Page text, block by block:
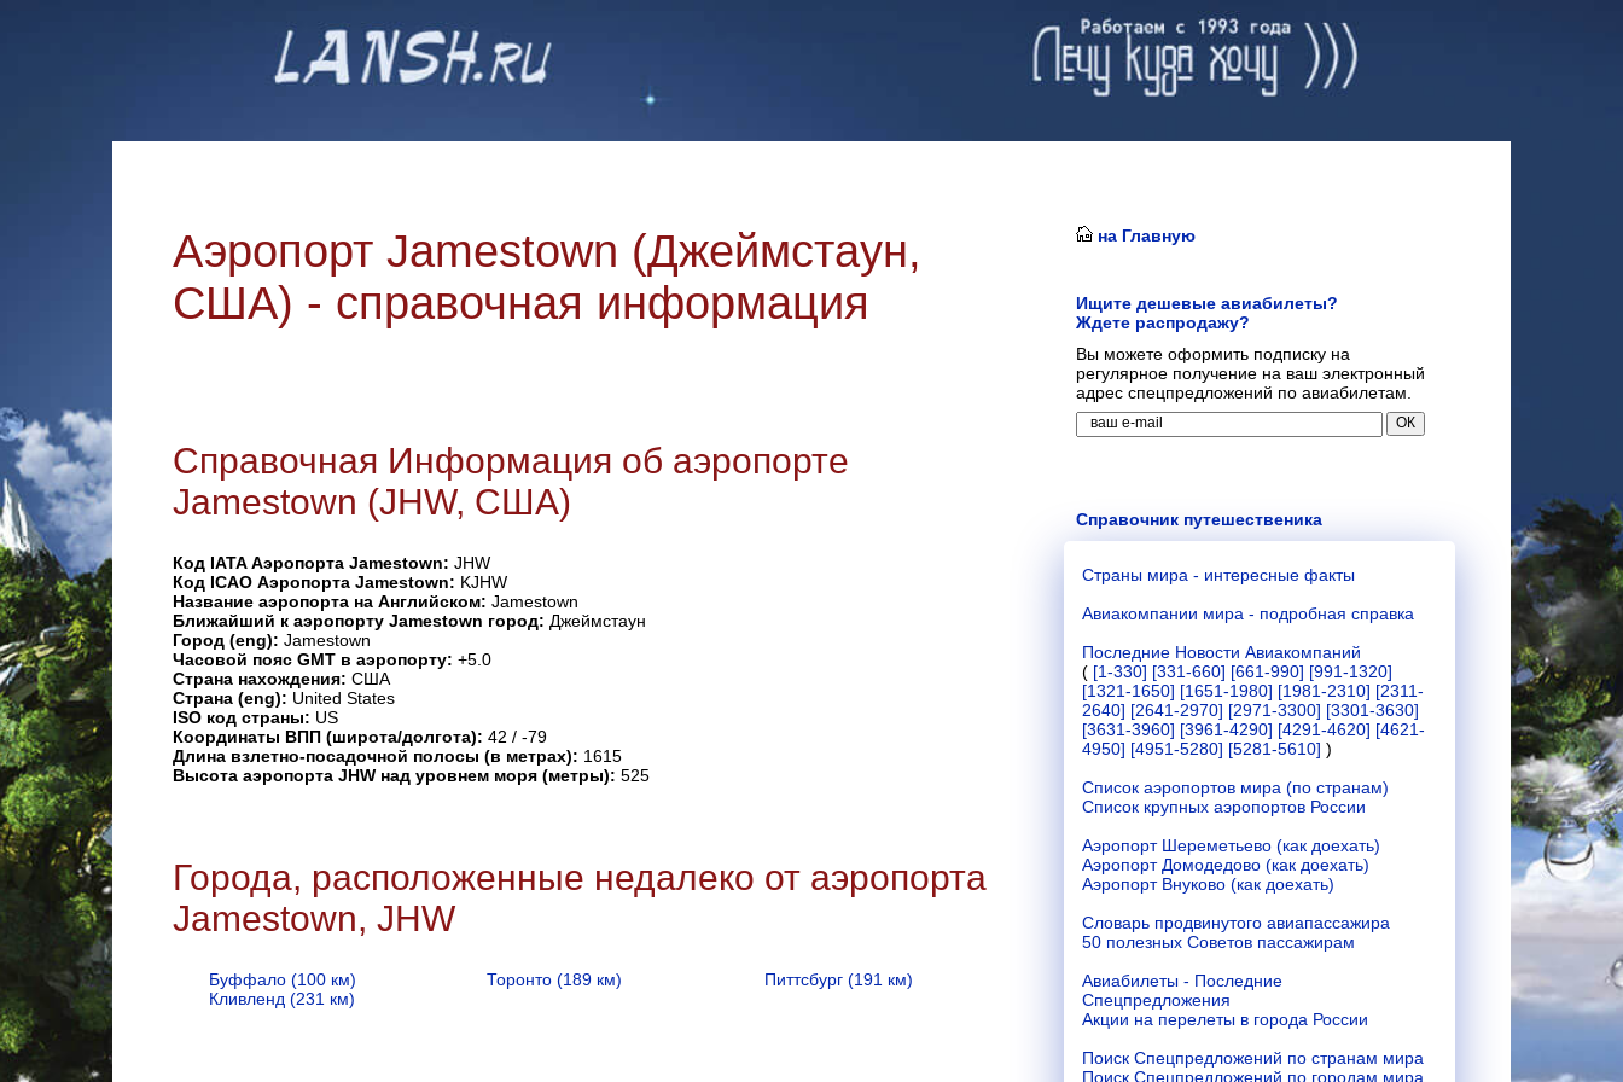
Аэропорт Jamestown (Джеймстаун,
США) - справочная информация
Справочная Информация об аэропорте
Jamestown (JHW, США)
Код IATA Аэропорта Jamestown: JHW
Код ICAO Аэропорта Jamestown: KJHW
Название аэропорта на Английском: Jamestown
Ближайший к аэропорту Jamestown город: Джеймстаун
Город (eng): Jamestown
Часовой пояс GMT в аэропорту: +5.0
Страна нахождения: США
Страна (eng): United States
ISO код страны: US
Координаты ВПП (широта/долгота): 42 / -79
Длина взлетно-посадочной полосы (в метрах): 1615
Высота аэропорта JHW над уровнем моря (метры): 525
Города, расположенные недалеко от аэропорта
Jamestown, JHW
Буффало (100 км) Торонто (189 км)
Питтсбург (191 км)
Кливленд (231 км)
на Главную
Ищите дешевые авиабилеты?
Ждете распродажу?
Вы можете оформить подписку на
регулярное получение на ваш электронный
адрес спецпредложений по авиабилетам.
Справочник путешественика
Страны мира - интересные факты
Авиакомпании мира - подробная справка
Последние Новости Авиакомпаний
( [1-330] [331-660] [661-990] [991-1320]
[1321-1650] [1651-1980] [1981-2310] [2311-
2640] [2641-2970] [2971-3300] [3301-3630]
[3631-3960] [3961-4290] [4291-4620] [4621-
4950] [4951-5280] [5281-5610] )
Список аэропортов мира (по странам)
Список крупных аэропортов России
Аэропорт Шереметьево (как доехать)
Аэропорт Домодедово (как доехать)
Аэропорт Внуково (как доехать)
Словарь продвинутого авиапассажира
50 полезных Советов пассажирам
Авиабилеты - Последние
Спецпредложения
Акции на перелеты в города России
Поиск Спецпредложений по странам мира
Поиск Спецпредложений по городам мира